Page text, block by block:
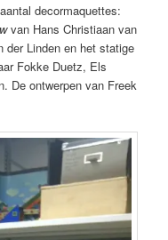
decormaquettes:
van Hans Christiaan van
der Linden en het statige
Fokke Duetz, Els
De ontwerpen van Freek